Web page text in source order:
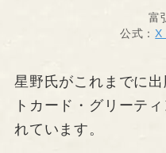
富
公式： X
星野氏がこれまでに
トカード・グリーテ
れています。